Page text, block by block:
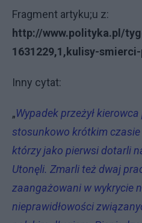
Fragment artyku;u z:
http://www.polityka.pl/
1631229,1,kulisy-
Inny cytat:
„Wypadek przeżył
stosunkowo krótkim
którzy jako pierwsi dotarli
Utonęli. Zmarli też dwaj
zaangażowani w wykrycie
nieprawidłowości